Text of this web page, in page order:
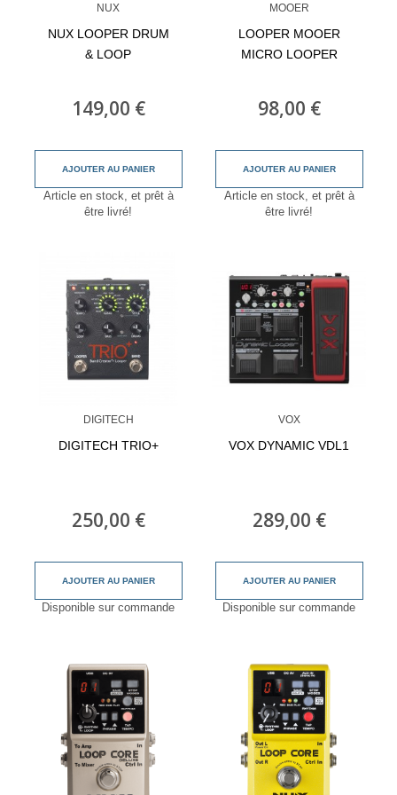
NUX
NUX LOOPER DRUM
& LOOP
149,00 €
AJOUTER AU PANIER
Article en stock, et prêt à
être livré!
MOOER
LOOPER MOOER
MICRO LOOPER
98,00 €
AJOUTER AU PANIER
Article en stock, et prêt à
être livré!
DIGITECH
DIGITECH TRIO+
250,00 €
AJOUTER AU PANIER
Disponible sur commande
VOX
VOX DYNAMIC VDL1
289,00 €
AJOUTER AU PANIER
Disponible sur commande